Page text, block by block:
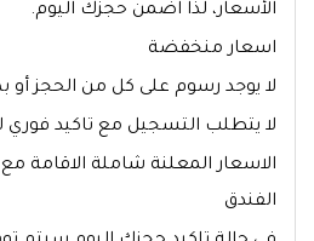
الأسعار، لذا اضمن حجزك اليوم.
اسعار منخفضة
لا يوجد رسوم على كل من الحجز أو
لا يتطلب التسجيل مع تاكيد فوري
الاسعار المعلنة شاملة الاقامة
الفندق